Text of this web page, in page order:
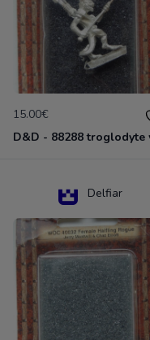
15.00€
Delfiar